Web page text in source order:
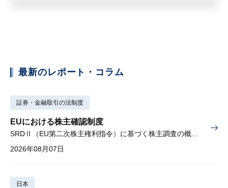
最新のレポート・コラム
証券・金融取引の法制度
EUにおける株主確認制度
2026年08月07日
日本